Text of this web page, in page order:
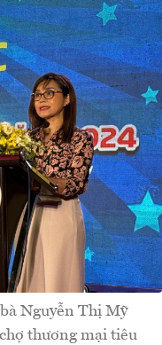
Nguyễn Thị Mỹ
thương mại tiêu